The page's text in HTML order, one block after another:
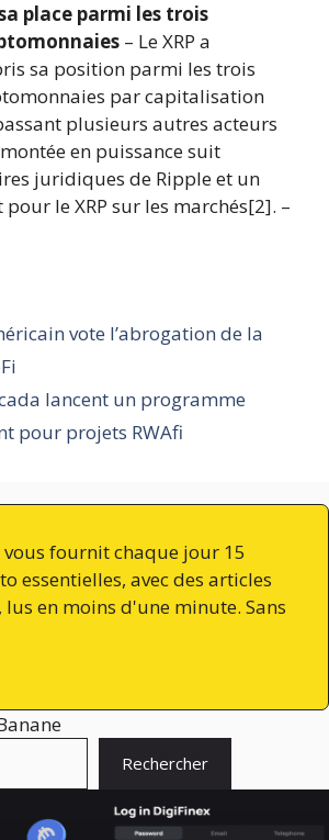
place parmi les trois
– Le XRP a
sa position parmi les trois
par capitalisation
plusieurs autres acteurs
en puissance suit
juridiques de Ripple et un
pour le XRP sur les marchés[2]. –
vote l’abrogation de la
lancent un programme
pour projets RWAfi
vous fournit chaque jour 15
essentielles, avec des articles
lus en moins d'une minute. Sans
Rechercher